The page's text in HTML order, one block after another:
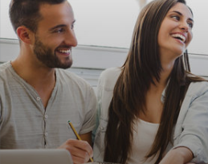
EXTRANET BRAND
DÉVELOPPEMENT
Étude de cas